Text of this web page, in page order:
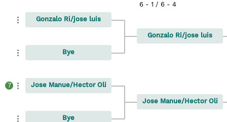
Gonzalo Ri/jose luis
Bye
7 Jose Manue/Hector Oli
Bye
Gonzalo Ri/jose luis
6 - 1 / 6 - 4
Jose Manue/Hector Oli